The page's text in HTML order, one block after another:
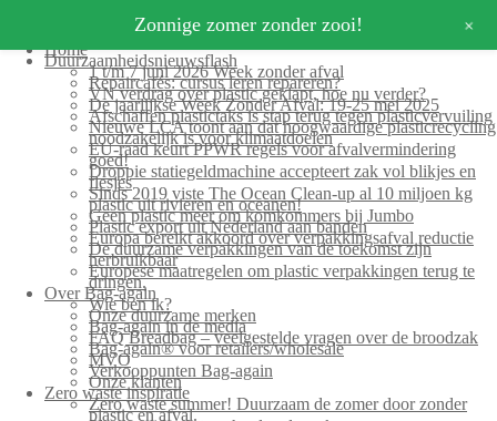
Home
Duurzaamheidsnieuwsflash
1 t/m 7 juni 2026 Week zonder afval
Repaircafés: cursus leren repareren?
VN verdrag over plastic geklapt, hoe nu verder?
De jaarlijkse Week Zonder Afval: 19-25 mei 2025
Afschaffen plastictaks is stap terug tegen plasticvervuiling
Nieuwe LCA toont aan dat hoogwaardige plasticrecycling
noodzakelijk is voor klimaatdoelen
EU-raad keurt PPWR regels voor afvalvermindering
goed!
Droppie statiegeldmachine accepteert zak vol blikjes en
flesjes
Sinds 2019 viste The Ocean Clean-up al 10 miljoen kg
plastic uit rivieren en oceanen!
Geen plastic meer om komkommers bij Jumbo
Plastic export uit Nederland aan banden
Europa bereikt akkoord over verpakkingsafval reductie
De duurzame verpakkingen van de toekomst zijn
herbruikbaar
Europese maatregelen om plastic verpakkingen terug te
dringen.
Over Bag-again
Wie ben ik?
Onze duurzame merken
Bag-again in de media
FAQ Breadbag – veelgestelde vragen over de broodzak
Bag-again® voor retailers/wholesale
MVO
Verkooppunten Bag-again
Onze klanten
Zero waste inspiratie
Zero waste summer! Duurzaam de zomer door zonder
plastic en afval.
Zonnige zomer zonder zooi! +